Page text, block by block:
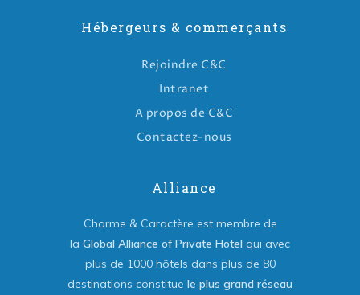
Hébergeurs & commerçants
Rejoindre C&C
Intranet
A propos de C&C
Contactez-nous
Alliance
Charme & Caractère est membre de
la Global Alliance of Private Hotel qui avec
plus de 1000 hôtels dans plus de 80
destinations constitue le plus grand réseau